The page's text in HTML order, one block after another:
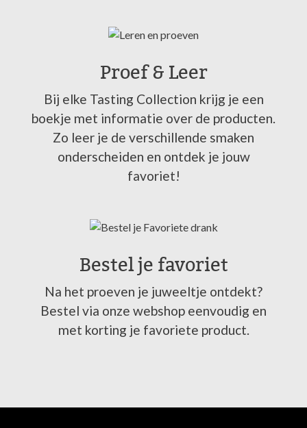
Proef & Leer
Bij elke Tasting Collection krijg je een
boekje met informatie over de producten.
Zo leer je de verschillende smaken
onderscheiden en ontdek je jouw
favoriet!
Bestel je favoriet
Na het proeven je juweeltje ontdekt?
Bestel via onze webshop eenvoudig en
met korting je favoriete product.